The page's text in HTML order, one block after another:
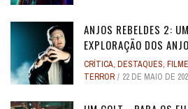
ANJOS REBELDES 2:
EXPLORAÇÃO DOS
CRÍTICA, DESTAQUES,
TERROR
22 DE MAIO DE